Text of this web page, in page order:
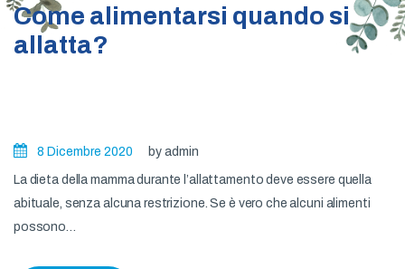
L’ospedale dei bambini
Visite ed esami
Preconcezionale
Ritiro referti
Prenota Online
Come alimentarsi quando si
allatta?
8 Dicembre 2020 by admin
La dieta della mamma durante l’allattamento deve essere quella
abituale, senza alcuna restrizione. Se è vero che alcuni alimenti
possono…